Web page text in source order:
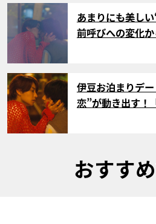
サムネイル
あまりにも美し
前呼びへの変化
サムネイル
伊豆お泊まりデ
恋”が動き出す
おすす